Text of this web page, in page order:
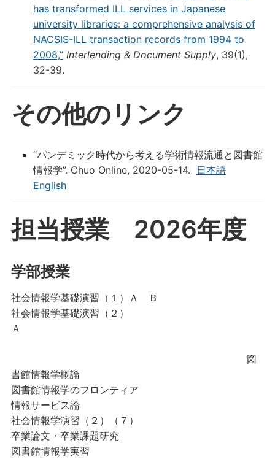
has transformed ILL services in Japanese
university libraries: a comprehensive analysis of
NACSIS-ILL transaction records from 1994 to
2008,” Interlending & Document Supply, 39(1),
32-39.
その他のリンク
“パンデミック時代から考える学術情報流通と図書館
情報学”. Chuo Online, 2020-05-14.
日本語
English
担当授業 2026年度
学部授業
社会情報学基礎演習（１）Ａ Ｂ
社会情報学基礎演習（２）
Ａ
図
書館情報学概論
図書館情報学のフロンティア
情報サービス論
社会情報学演習（２）（７）
卒業論文・卒業課題研究
図書館情報学実習